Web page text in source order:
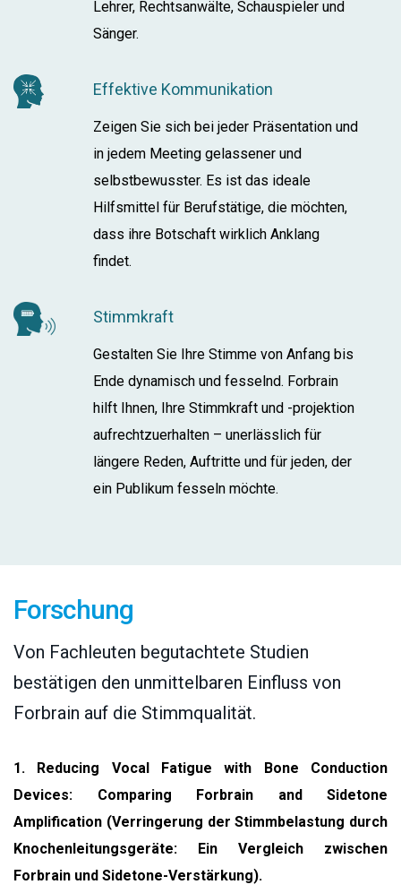
Lehrer, Rechtsanwälte, Schauspieler und
Sänger.
Effektive Kommunikation
Zeigen Sie sich bei jeder Präsentation und
in jedem Meeting gelassener und
selbstbewusster. Es ist das ideale
Hilfsmittel für Berufstätige, die möchten,
dass ihre Botschaft wirklich Anklang
findet.
Stimmkraft
Gestalten Sie Ihre Stimme von Anfang bis
Ende dynamisch und fesselnd. Forbrain
hilft Ihnen, Ihre Stimmkraft und -projektion
aufrechtzuerhalten – unerlässlich für
längere Reden, Auftritte und für jeden, der
ein Publikum fesseln möchte.
Forschung
Von Fachleuten begutachtete Studien
bestätigen den unmittelbaren Einfluss von
Forbrain auf die Stimmqualität.
1. Reducing Vocal Fatigue with Bone Conduction
Devices: Comparing Forbrain and Sidetone
Amplification (Verringerung der Stimmbelastung durch
Knochenleitungsgeräte: Ein Vergleich zwischen
Forbrain und Sidetone-Verstärkung).